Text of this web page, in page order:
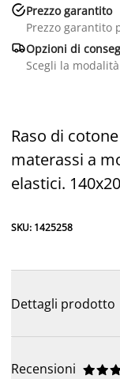
Prezzo garantito
Prezzo garantito
Opzioni di
Scegli la
Raso di
materassi a
elastici.
SKU: 1425258
Dettagli prodotto
Recensioni 

